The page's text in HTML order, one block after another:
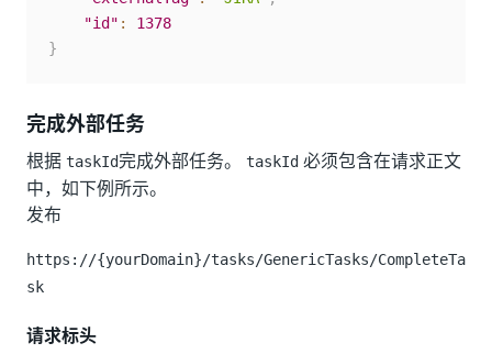
"id" :
1378
}
完成外部任务
根据 taskId完成外部任务。 taskId 必须包含在请求正文
中，如下例所示。
发布
https://{yourDomain}/tasks/GenericTasks/CompleteTa
sk
请求标头